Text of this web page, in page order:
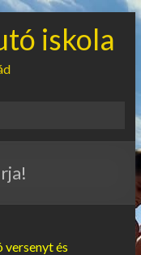
iskola
és